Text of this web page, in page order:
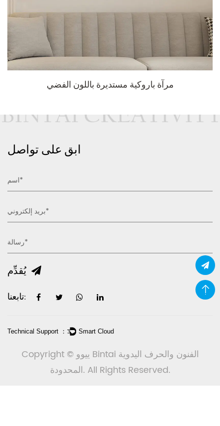
مرآة باروكية مستديرة باللون الفضي
ابق على تواصل
تابعنا:
Technical Support ： Smart Cloud
Copyright © ييوو Bintai الفنون والحرف اليدوية
المحدودة. All Rights Reserved.